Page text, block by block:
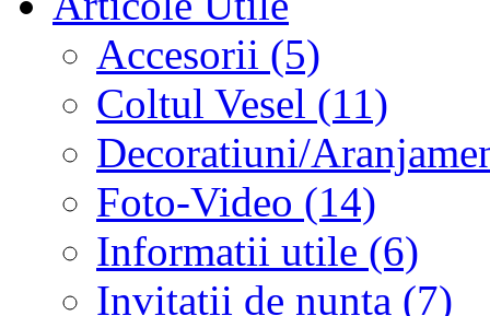
Accesorii (5)
Coltul Vesel (11)
Decoratiuni/
Foto-Video (14)
Informatii utile (6)
Invitatii de nunta (7)